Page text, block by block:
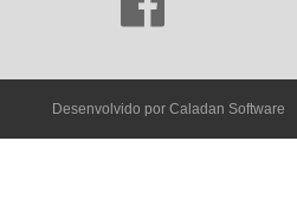
Desenvolvido por Caladan Software